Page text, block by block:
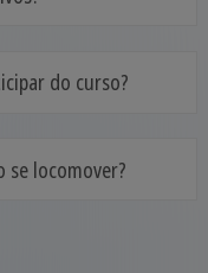
do curso?
se locomover?